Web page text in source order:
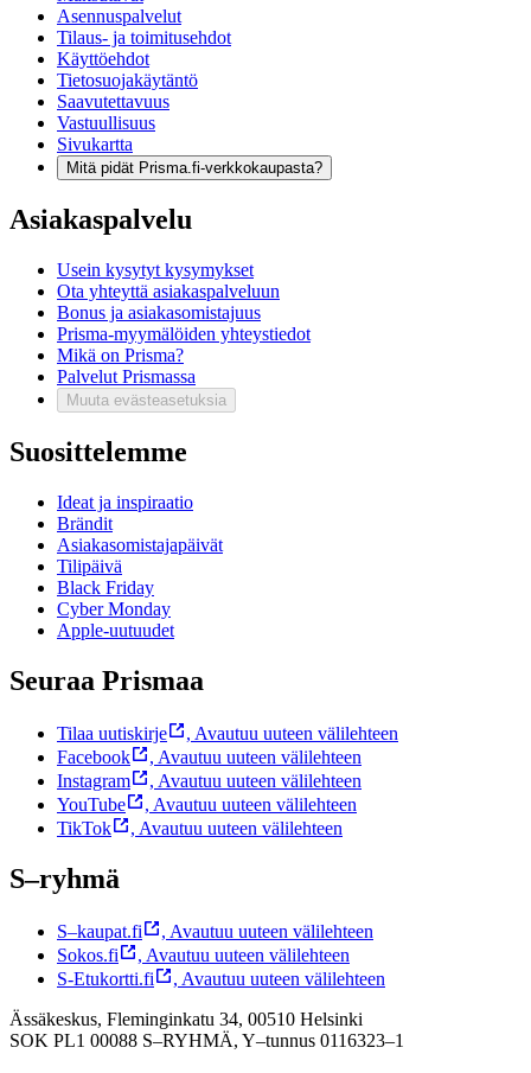
Asennuspalvelut
Tilaus- ja toimitusehdot
Käyttöehdot
Tietosuojakäytäntö
Saavutettavuus
Vastuullisuus
Sivukartta
Mitä pidät Prisma.fi-verkkokaupasta?
Asiakaspalvelu
Usein kysytyt kysymykset
Ota yhteyttä asiakaspalveluun
Bonus ja asiakasomistajuus
Prisma-myymälöiden yhteystiedot
Mikä on Prisma?
Palvelut Prismassa
Muuta evästeasetuksia
Suosittelemme
Ideat ja inspiraatio
Brändit
Asiakasomistajapäivät
Tilipäivä
Black Friday
Cyber Monday
Apple-uutuudet
Seuraa Prismaa
Tilaa uutiskirje , Avautuu uuteen välilehteen
Facebook
, Avautuu uuteen välilehteen
Instagram
, Avautuu uuteen välilehteen
YouTube
, Avautuu uuteen välilehteen
TikTok
, Avautuu uuteen välilehteen
S–ryhmä
S–kaupat.fi , Avautuu uuteen välilehteen
Sokos.fi
, Avautuu uuteen välilehteen
S-Etukortti.fi
, Avautuu uuteen välilehteen
Ässäkeskus, Fleminginkatu 34, 00510 Helsinki
SOK PL1 00088 S–RYHMÄ, Y–tunnus 0116323–1